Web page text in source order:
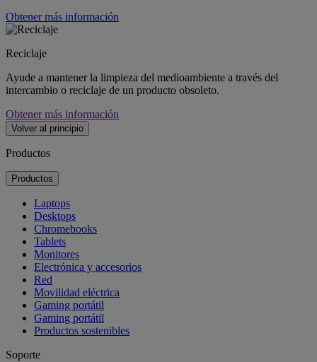
Obtener más información
Reciclaje
Ayude a mantener la limpieza del medioambiente a través del
intercambio o reciclaje de un producto obsoleto.
Obtener más información
Volver al principio
Productos
Productos
Laptops
Desktops
Chromebooks
Tablets
Monitores
Electrónica y accesorios
Red
Movilidad eléctrica
Gaming portátil
Gaming portátil
Productos sostenibles
Soporte